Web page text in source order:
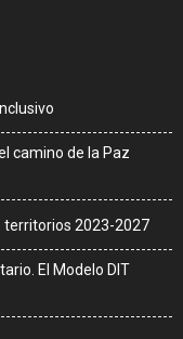
camino de la Paz
territorios 2023-2027
El Modelo DIT